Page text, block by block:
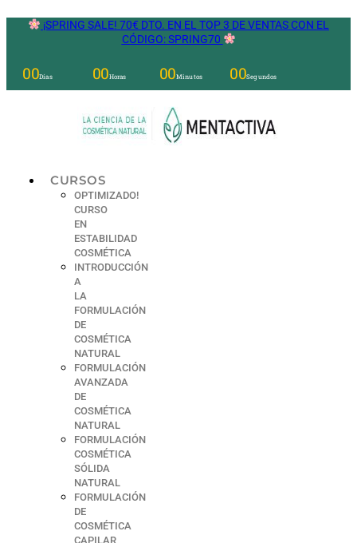
¡SPRING SALE! 70€ DTO. EN EL TOP 3 DE VENTAS CON EL
CÓDIGO: SPRING70
00Días 00Horas 00Minutos 00Segundos
CURSOS
OPTIMIZADO!
CURSO
EN
ESTABILIDAD
COSMÉTICA
INTRODUCCIÓN
A
LA
FORMULACIÓN
DE
COSMÉTICA
NATURAL
FORMULACIÓN
AVANZADA
DE
COSMÉTICA
NATURAL
FORMULACIÓN
COSMÉTICA
SÓLIDA
NATURAL
FORMULACIÓN
DE
COSMÉTICA
CAPILAR